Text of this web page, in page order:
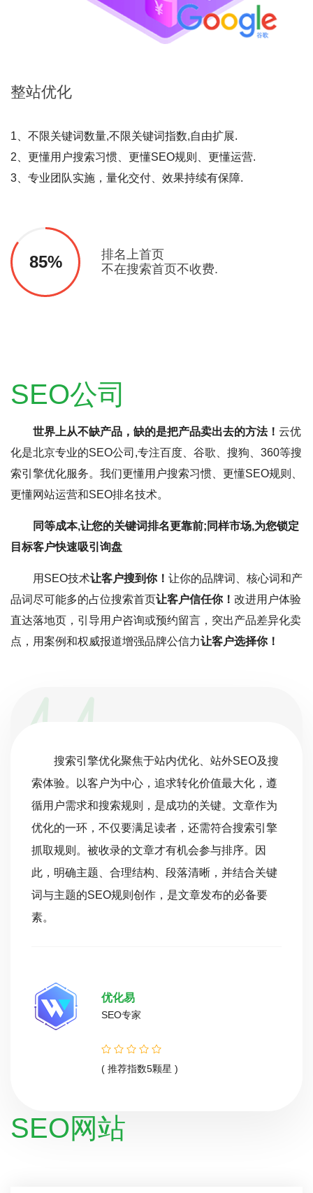
整站优化
1、不限关键词数量,不限关键词指数,自由扩展.
2、更懂用户搜索习惯、更懂SEO规则、更懂运营.
3、专业团队实施，量化交付、效果持续有保障.
85%
排名上首页
不在搜索首页不收费.
SEO公司
世界上从不缺产品，缺的是把产品卖出去的方法！ 云优
化是北京专业的SEO公司,专注百度、谷歌、搜狗、360等搜
索引擎优化服务。我们更懂用户搜索习惯、更懂SEO规则、
更懂网站运营和SEO排名技术。
同等成本,让您的关键词排名更靠前;同样市场,为您锁定
目标客户快速吸引询盘
用SEO技术让客户搜到你！ 让你的品牌词、核心词和产
品词尽可能多的占位搜索首页让客户信任你！ 改进用户体验
直达落地页，引导用户咨询或预约留言，突出产品差异化卖
点，用案例和权威报道增强品牌公信力让客户选择你！
搜索引擎优化聚焦于站内优化、站外SEO及搜
索体验。以客户为中心，追求转化价值最大化，遵
循用户需求和搜索规则，是成功的关键。文章作为
优化的一环，不仅要满足读者，还需符合搜索引擎
抓取规则。被收录的文章才有机会参与排序。因
此，明确主题、合理结构、段落清晰，并结合关键
词与主题的SEO规则创作，是文章发布的必备要
素。
优化易
SEO专家
( 推荐指数5颗星 )
SEO网站